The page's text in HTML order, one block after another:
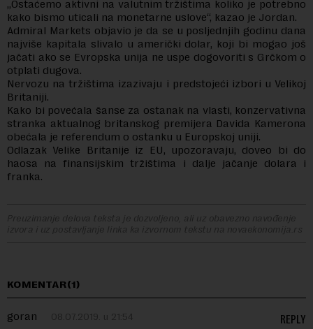
„Ostaćemo aktivni na valutnim tržištima koliko je potrebno
kako bismo uticali na monetarne uslove“, kazao je Jordan.
Admiral Markets objavio je da se u posljednjih godinu dana
najviše kapitala slivalo u američki dolar, koji bi mogao još
jačati ako se Evropska unija ne uspe dogovoriti s Grčkom o
otplati dugova.
Nervozu na tržištima izazivaju i predstojeći izbori u Velikoj
Britaniji.
Kako bi povećala šanse za ostanak na vlasti, konzervativna
stranka aktualnog britanskog premijera Davida Kamerona
obećala je referendum o ostanku u Europskoj uniji.
Odlazak Velike Britanije iz EU, upozoravaju, doveo bi do
haosa na finansijskim tržištima i dalje jačanje dolara i
franka.
Preuzimanje delova teksta je dozvoljeno, ali uz obavezno navođenje
izvora i uz postavljanje linka ka izvornom tekstu na novaekonomija.rs
KOMENTAR(1)
goran 08.07.2019. u 21:54 REPLY